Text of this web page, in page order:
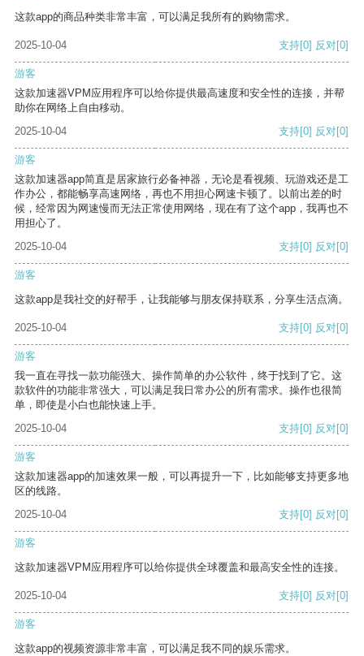
这款app的商品种类非常丰富，可以满足我所有的购物需求。
2025-10-04 支持[0] 反对[0]
游客
这款加速器VPM应用程序可以给你提供最高速度和安全性的连接，并帮
助你在网络上自由移动。
2025-10-04
支持[0] 反对[0]
游客
这款加速器app简直是居家旅行必备神器，无论是看视频、玩游戏还是工
作办公，都能畅享高速网络，再也不用担心网速卡顿了。以前出差的时
候，经常因为网速慢而无法正常使用网络，现在有了这个app，我再也不
用担心了。
2025-10-04
支持[0] 反对[0]
游客
这款app是我社交的好帮手，让我能够与朋友保持联系，分享生活点滴。
2025-10-04 支持[0] 反对[0]
游客
我一直在寻找一款功能强大、操作简单的办公软件，终于找到了它。这
款软件的功能非常强大，可以满足我日常办公的所有需求。操作也很简
单，即使是小白也能快速上手。
2025-10-04
支持[0] 反对[0]
游客
这款加速器app的加速效果一般，可以再提升一下，比如能够支持更多地
区的线路。
2025-10-04
支持[0] 反对[0]
游客
这款加速器VPM应用程序可以给你提供全球覆盖和最高安全性的连接。
2025-10-04 支持[0] 反对[0]
游客
这款app的视频资源非常丰富，可以满足我不同的娱乐需求。